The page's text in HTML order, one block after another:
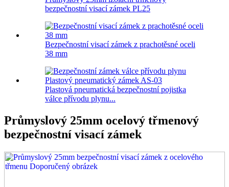
bezpečnostní visací zámek PL25
Bezpečnostní visací zámek z prachotěsné oceli
38 mm
Plastová pneumatická bezpečnostní pojistka
válce přívodu plynu...
Průmyslový 25mm ocelový třmenový
bezpečnostní visací zámek